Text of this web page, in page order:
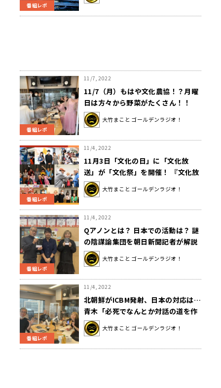
番組レポ
番組レポ
11/7, 2022
11/7（月）もはや文化農協！？月曜
日は方々から野菜がたくさん！！
大竹まこと ゴールデンラジオ！
番組レポ
11/4, 2022
11月3日「文化の日」に「文化放
送」が「文化祭」を開催！ 『文化放
送の「文化祭」～ラジオは文化です
よ～』 約11時間にわたるラジオ特別
大竹まこと ゴールデンラジオ！
番組レポ
11/4, 2022
Qアノンとは？ 日本での活動は？ 謎
の陰謀論集団を朝日新聞記者が解説
大竹まこと ゴールデンラジオ！
番組レポ
11/4, 2022
北朝鮮がICBM発射、日本の対応は…
青木「必死でなんとか対話の道を作
っていくことが大事」
大竹まこと ゴールデンラジオ！